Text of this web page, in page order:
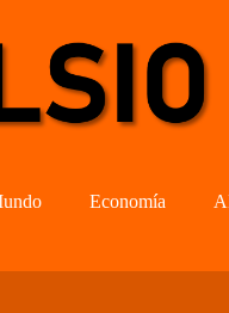
Economía